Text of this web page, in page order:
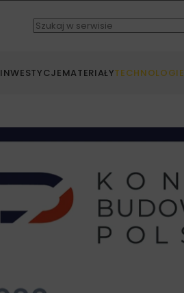
INWESTYCJEMATERIAŁYTECHNOLOGIE